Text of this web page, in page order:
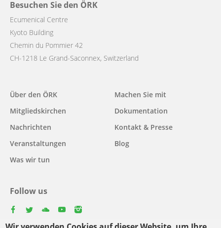
Besuchen Sie den ÖRK
Ecumenical Centre
Kyoto Building
Chemin du Pommier 42
CH-1218 Le Grand-Saconnex, Switzerland
Main
navigation
Über den ÖRK
Mitgliedskirchen
Nachrichten
Veranstaltungen
Was wir tun
Machen Sie mit
Dokumentation
Kontakt & Presse
Blog
Follow us